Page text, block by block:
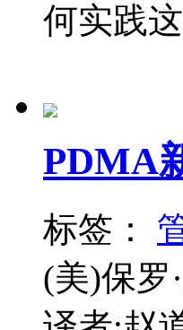
何实践
PDMA
标签：
(美)保罗